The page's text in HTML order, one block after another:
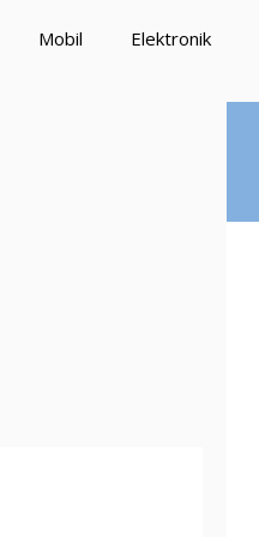
Mobil Elektronik